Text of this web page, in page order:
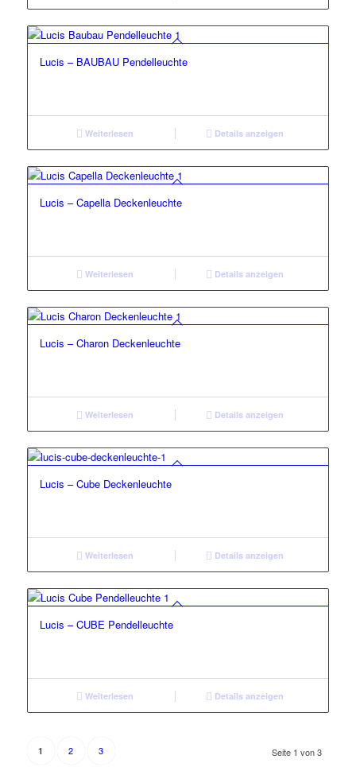
Lucis – BAUBAU Pendelleuchte
Weiterlesen Details anzeigen
Lucis – Capella Deckenleuchte
Weiterlesen Details anzeigen
Lucis – Charon Deckenleuchte
Weiterlesen Details anzeigen
Lucis – Cube Deckenleuchte
Weiterlesen Details anzeigen
Lucis – CUBE Pendelleuchte
Weiterlesen Details anzeigen
Seite 1 von 3
1 2 3